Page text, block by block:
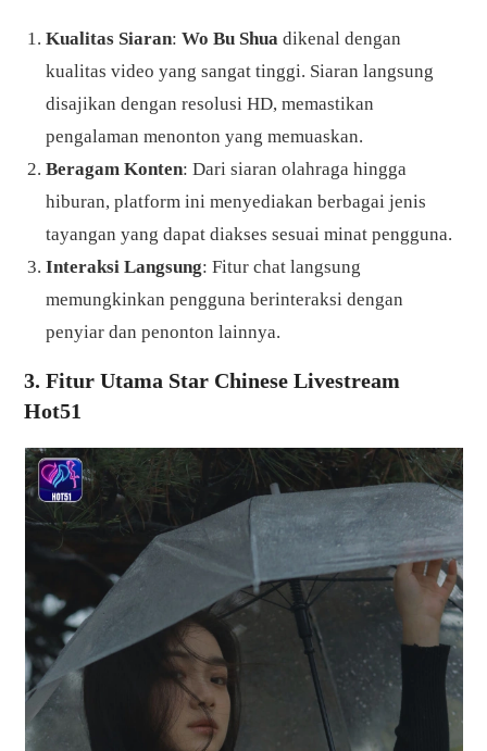
Kualitas Siaran:Wo Bu Shua dikenal dengan
kualitas video yang sangat tinggi. Siaran langsung
disajikan dengan resolusi HD, memastikan
pengalaman menonton yang memuaskan.
Beragam Konten: Dari siaran olahraga hingga
hiburan, platform ini menyediakan berbagai jenis
tayangan yang dapat diakses sesuai minat pengguna.
Interaksi Langsung: Fitur chat langsung
memungkinkan pengguna berinteraksi dengan
penyiar dan penonton lainnya.
3. Fitur Utama Star Chinese Livestream
Hot51